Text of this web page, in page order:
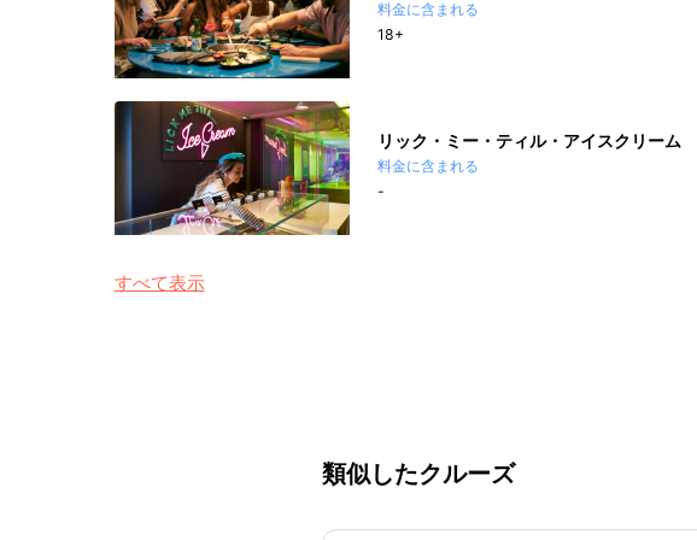
料金に含まれる
18+
リック・ミー・ティル・アイスクリーム
料金に含まれる
-
すべて表示
類似したクルーズ